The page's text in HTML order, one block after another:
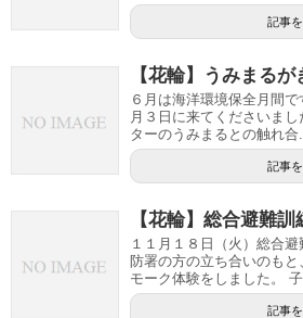
記事
【花輪】うみまるが
６月は海洋環境保全月間
月３日に来てくださいま
ターのうみまるとの触れ合
記事
【花輪】総合避難訓
１１月１８日（火）総合
防署の方の立ち合いのも
モーク体験をしました。
記事